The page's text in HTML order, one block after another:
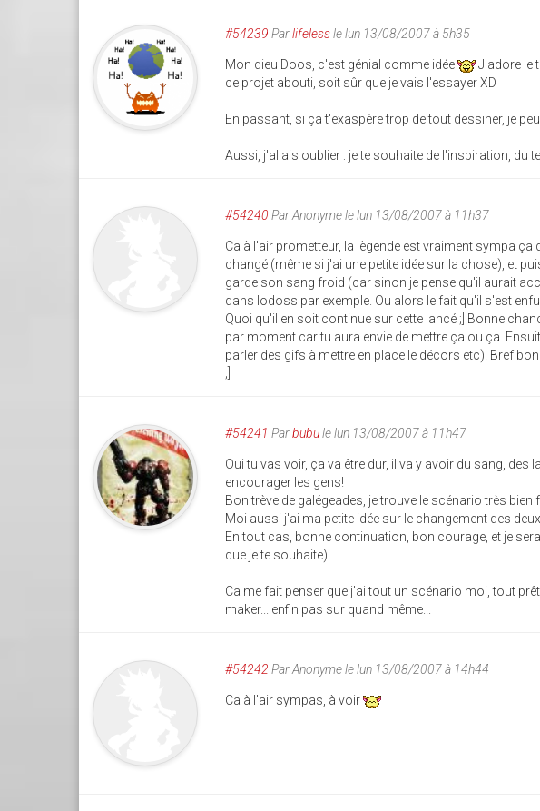
#54239 Parlifelessle lun 13/08/2007 à 5h35
Mon dieu Doos, c'est génial comme idée
J'adore le
ce projet abouti, soit sûr que je vais l'essayer XD
En passant, si ça t'exaspère trop de tout dessiner, je
Aussi, j'allais oublier : je te souhaite de l'inspiration, du
#54240 ParAnonymele lun 13/08/2007 à 11h37
Ca à l'air prometteur, la lègende est vraiment sympa
changé (même si j'ai une petite idée sur la chose), et
garde son sang froid (car sinon je pense qu'il aurait
dans lodoss par exemple. Ou alors le fait qu'il s'est
Quoi qu'il en soit continue sur cette lancé ;] Bonne
par moment car tu aura envie de mettre ça ou ça.
parler des gifs à mettre en place le décors etc). Bref
;]
#54241 Parbubule lun 13/08/2007 à 11h47
Oui tu vas voir, ça va être dur, il va y avoir du sang, des
encourager les gens!
Bon trève de galégeades, je trouve le scénario très bien
Moi aussi j'ai ma petite idée sur le changement des
En tout cas, bonne continuation, bon courage, et je
que je te souhaite)!
Ca me fait penser que j'ai tout un scénario moi, tout
maker... enfin pas sur quand même...
#54242 ParAnonymele lun 13/08/2007 à 14h44
Ca à l'air sympas, à voir